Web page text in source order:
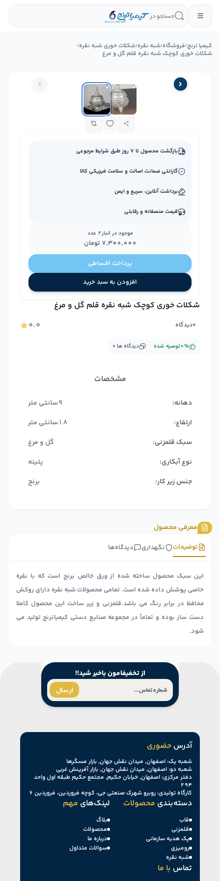
جستجو در
کیمیا ترنج›فروشگاه›شبه نقره›شکلات خوری شبه نقره›
شکلات خوری کوچک شبه نقره قلم گل و مرغ
شکلات خوری کوچک شبه نقره قلم گل و مرغ
۰.۰
دیدگاه۰
۰ دیدگاه ها توصیه شده۰%
مشخصات
دهانه:
9سانتی متر
ارتفاع:
18سانتی متر
سبک قلمزنی:
گل و مرغ
نوع آبکاری:
پتینه
جنس زیر کار:
برنج
بازگشت محصول تا ۷ روز طبق شرایط مرجوعی
گارانتی ضمانت اصالت و سلامت فیزیکی کالا
برداشت آنلاین، سریع و ایمن
قیمت منصفانه و رقابتی
موجود در انبار2 عدد
۷٬۳۰۰٬۰۰۰ تومان
پرداخت اقساطی
افزودن به سبد خرید
معرفی محصول
دیدگاه‌ها نگهداری توضیحات
این سبک محصول ساخته شده از ورق خالص برنج است که با نقره
خاصی پوشش داده شده است. تمامی محصولات شبه نقره دارای روکش
محافظ در برابر رنگ می باشد.قلمزنی و زیر ساخت این محصول کاملا
دست ساز بوده و تماماً در مجموعه صنایع دستی کیمیاترنج تولید می
شود.
ارسال
از تخفیفامون باخبر شید!!
آدرس حضوری
شعبه یک: اصفهان, میدان نقش جهان, بازار مسگرها
شعبه دو: اصفهان, میدان نقش جهان, بازار آفرینش غربی
دفتر مرکزی: اصفهان, خیابان حکیم, مجتمع حکیم طبقه اول واحد
۲۹۴
کارگاه تولیدی: روبرو شهرک صنعتی جی، کوچه فروردین، فروردین ۶
لینک‌های مهم
بلاگ
محصولات
درباره ما
سوالات متداول
دسته‌بندی محصولات
قاب
قلمزنی
پک هدیه سازمانی
رومیزی
شبه نقره
تماس با ما